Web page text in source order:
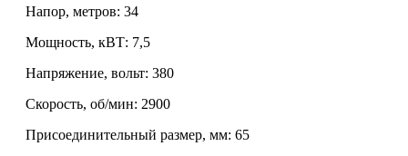
Напор, метров: 34
Мощность, кВТ: 7,5
Напряжение, вольт: 380
Скорость, об/мин: 2900
Присоединительный размер, мм: 65